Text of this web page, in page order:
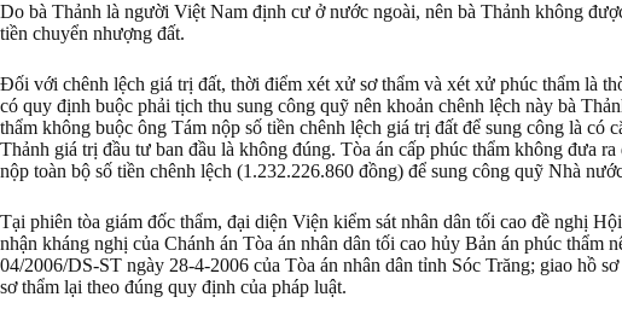
Do bà Thảnh là người Việt Nam định cư ở nước ngoài, nên bà Thảnh không
tiền chuyển nhượng đất.
Đối với chênh lệch giá trị đất, thời điểm xét xử sơ thẩm và xét xử phúc thẩm là
có quy định buộc phải tịch thu sung công quỹ nên khoản chênh lệch này bà
thẩm không buộc ông Tám nộp số tiền chênh lệch giá trị đất để sung công là có
Thảnh giá trị đầu tư ban đầu là không đúng. Tòa án cấp phúc thẩm không đưa
nộp toàn bộ số tiền chênh lệch (1.232.226.860 đồng) để sung công quỹ Nhà
Tại phiên tòa giám đốc thẩm, đại diện Viện kiểm sát nhân dân tối cao đề nghị
nhận kháng nghị của Chánh án Tòa án nhân dân tối cao hủy Bản án phúc thẩm
04/2006/DS-ST ngày 28-4-2006 của Tòa án nhân dân tỉnh Sóc Trăng; giao hồ
sơ thẩm lại theo đúng quy định của pháp luật.